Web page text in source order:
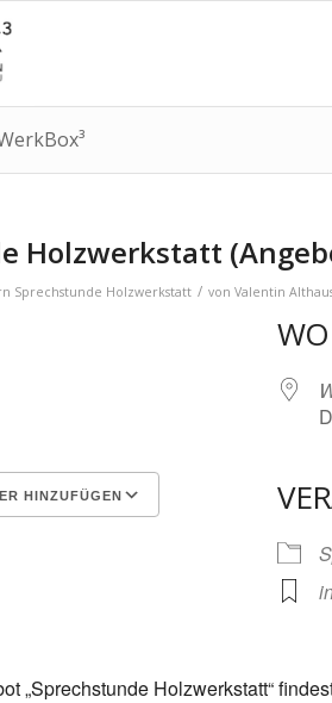
Holzwerkstatt
Sprechstunde Holzwerkstatt / vonValentin
HINZUFÜGEN
Google Kalender
WO
„Sprechstunde Holzwerkstatt“